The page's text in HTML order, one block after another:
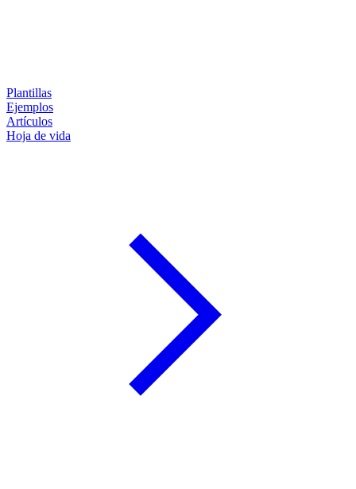
Plantillas
Ejemplos
Artículos
Hoja de vida